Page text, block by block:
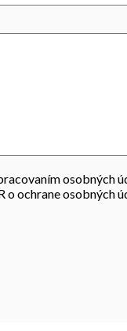
osobných
o ochrane osobných